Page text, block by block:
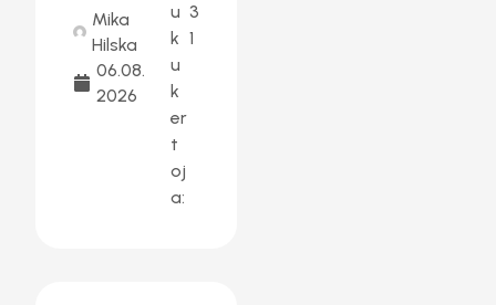
Mika
Hilska
06.08.
2026
u
k
u
k
er
t
oj
a:
3
1